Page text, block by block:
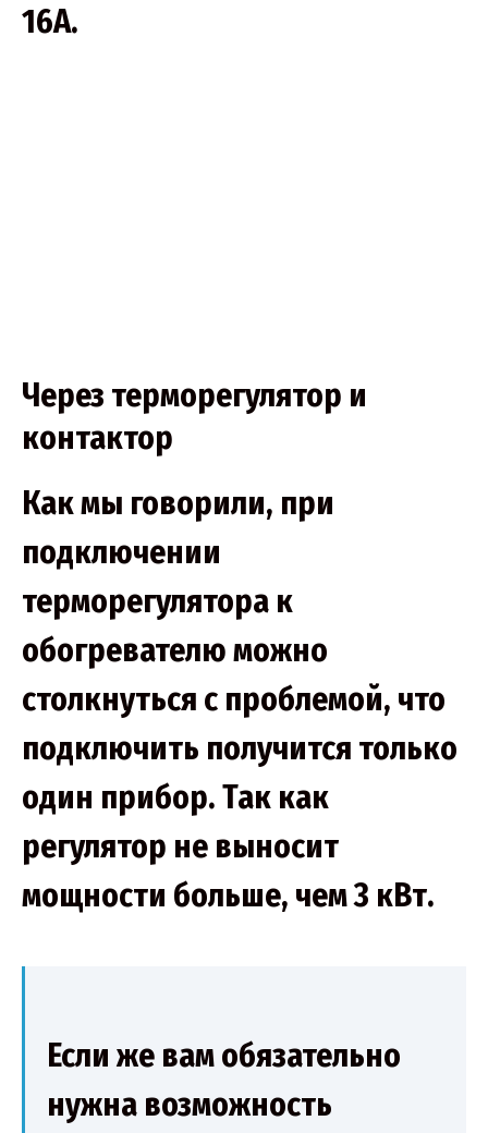
16А.
Через терморегулятор и
контактор
Как мы говорили, при
подключении
терморегулятора к
обогревателю можно
столкнуться с проблемой, что
подключить получится только
один прибор. Так как
регулятор не выносит
мощности больше, чем 3 кВт.
Если же вам обязательно
нужна возможность